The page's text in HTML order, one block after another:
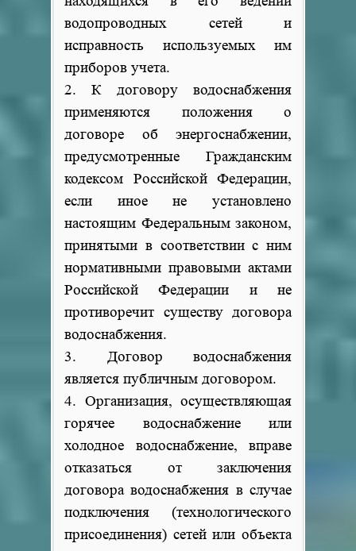
водопроводных сетей и
исправность используемых им
приборов учета.
2. К договору водоснабжения
применяются положения о
договоре об энергоснабжении,
предусмотренные Гражданским
кодексом Российской Федерации,
если иное не установлено
настоящим Федеральным законом,
принятыми в соответствии с ним
нормативными правовыми актами
Российской Федерации и не
противоречит существу договора
водоснабжения.
3. Договор водоснабжения
является публичным договором.
4. Организация, осуществляющая
горячее водоснабжение или
холодное водоснабжение, вправе
отказаться от заключения
договора водоснабжения в случае
подключения (технологического
присоединения) сетей или объекта